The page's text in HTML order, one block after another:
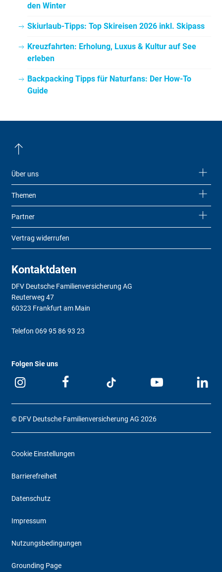
den Winter
Skiurlaub-Tipps: Top Skireisen 2026 inkl. Skipass
Kreuzfahrten: Erholung, Luxus & Kultur auf See
erleben
Backpacking Tipps für Naturfans: Der How-To
Guide
Über uns
Themen
Partner
Vertrag widerrufen
Kontaktdaten
DFV Deutsche Familienversicherung AG
Reuterweg 47
60323 Frankfurt am Main
Telefon 069 95 86 93 23
Folgen Sie uns
© DFV Deutsche Familienversicherung AG 2026
Cookie Einstellungen
Barrierefreiheit
Datenschutz
Impressum
Nutzungsbedingungen
Grounding Page